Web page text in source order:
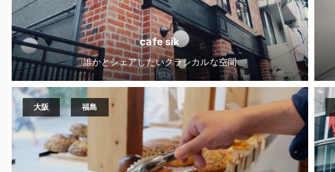
cafe sik
誰かとシェアしたいクラシカルな空間
大阪 福島